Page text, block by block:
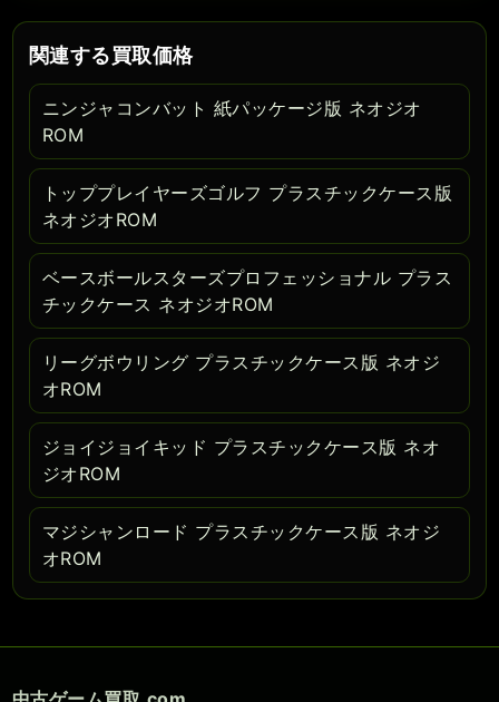
関連する買取価格
ニンジャコンバット 紙パッケージ版 ネオジオ
ROM
トッププレイヤーズゴルフ プラスチックケース版
ネオジオROM
ベースボールスターズプロフェッショナル プラス
チックケース ネオジオROM
リーグボウリング プラスチックケース版 ネオジ
オROM
ジョイジョイキッド プラスチックケース版 ネオ
ジオROM
マジシャンロード プラスチックケース版 ネオジ
オROM